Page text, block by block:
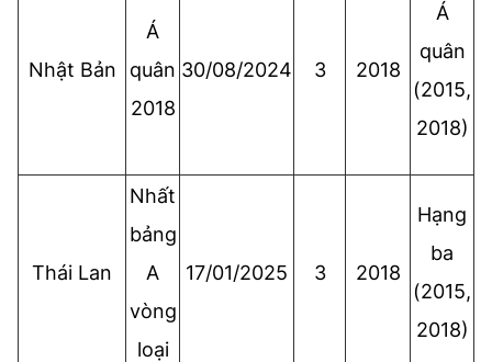
Nhật Bản
Á
quân
2018
30/08/2024 3 2018
Á
quân
(2015,
2018)
Thái Lan
Nhất
bảng
A
vòng
loại
17/01/2025 3 2018
Hạng
ba
(2015,
2018)